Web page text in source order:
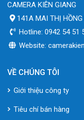
CAMERA KIÊN GIANG
141A MAI THỊ
Hotline: 0942 54 51
Website:
VỀ CHÚNG TÔI
Giới thiệu công ty
Tiêu chí bán hàng